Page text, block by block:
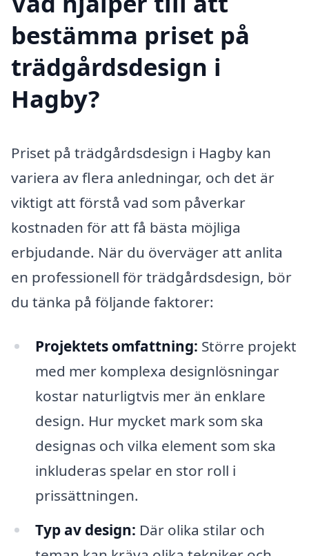
bestämma priset på
trädgårdsdesign i
Hagby?
Priset på trädgårdsdesign i Hagby kan
variera av flera anledningar, och det är
viktigt att förstå vad som påverkar
kostnaden för att få bästa möjliga
erbjudande. När du överväger att anlita
en professionell för trädgårdsdesign, bör
du tänka på följande faktorer:
Projektets omfattning: Större projekt
med mer komplexa designlösningar
kostar naturligtvis mer än enklare
design. Hur mycket mark som ska
designas och vilka element som ska
inkluderas spelar en stor roll i
prissättningen.
Typ av design: Där olika stilar och